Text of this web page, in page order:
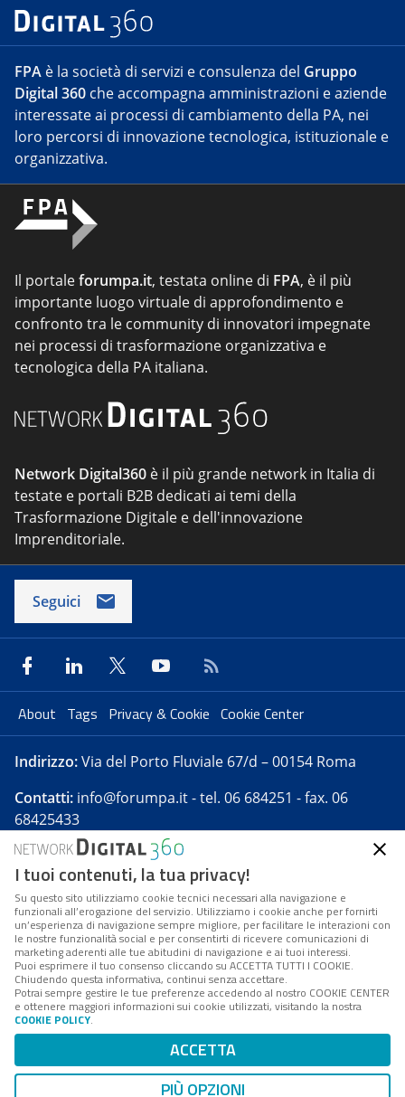
FPA è la società di servizi e consulenza del Gruppo
Digital 360 che accompagna amministrazioni e aziende
interessate ai processi di cambiamento della PA, nei
loro percorsi di innovazione tecnologica, istituzionale e
organizzativa.
Il portaleforumpa.it, testata online di FPA, è il più
importante luogo virtuale di approfondimento e
confronto tra le community di innovatori impegnate
nei processi di trasformazione organizzativa e
tecnologica della PA italiana.
Network Digital360 è il più grande network in Italia di
testate e portali B2B dedicati ai temi della
Trasformazione Digitale e dell'innovazione
Imprenditoriale.
Seguici
About Tags Privacy & Cookie Cookie Center
Indirizzo:Via del Porto Fluviale 67/d – 00154 Roma
Contatti: info@forumpa.it- tel. 06 684251 - fax. 06
68425433
Forumpa.itè una pubblicazione telematica iscritta
presso Registro della stampa del Tribunale di Roma -
Reg. n. 182 del 2 maggio 2008 - Direttore resp. Michela
Stentella
FPA s.r.l. è società soggetta a Direzione e
Coordinamento da parte di Digital360 S.p.A. - FPA s.r.l.
è un'azienda certificata per il sistema di management
Codice Fiscale/Partita IVA n. 10693191008 - R.E.A. Roma
n. 1249791. ISP AWS
Mappa del sito
I tuoi contenuti, la tua privacy!
Su questo sito utilizziamo cookie tecnici necessari alla navigazione e
funzionali all’erogazione del servizio. Utilizziamo i cookie anche per fornirti
un’esperienza di navigazione sempre migliore, per facilitare le interazioni con
le nostre funzionalità social e per consentirti di ricevere comunicazioni di
marketing aderenti alle tue abitudini di navigazione e ai tuoi interessi.
Puoi esprimere il tuo consenso cliccando su ACCETTA TUTTI I COOKIE.
Chiudendo questa informativa, continui senza accettare.
Potrai sempre gestire le tue preferenze accedendo al nostro COOKIE CENTER
e ottenere maggiori informazioni sui cookie utilizzati, visitando la nostra
COOKIE POLICY.
ACCETTA
PIÙ OPZIONI